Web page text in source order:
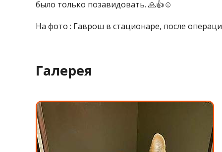
было только позавидовать. 🙏👍☺️
На фото : Гаврош в стационаре, после
Галерея